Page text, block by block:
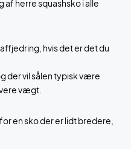
af herre squashsko i alle
hvis det er det du
der vil sålen typisk være
vægt.
en sko der er lidt bredere,